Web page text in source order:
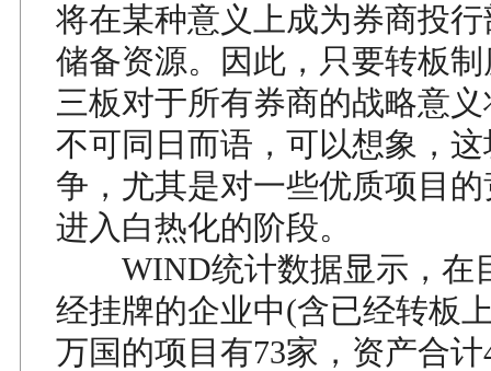
将在某种意义上成为券商投
储备资源。因此，只要转板
三板对于所有券商的战略意
不可同日而语，可以想象，
争，尤其是对一些优质项目
进入白热化的阶段。
WIND统计数据显示，在
经挂牌的企业中(含已经转板
万国的项目有73家，资产合